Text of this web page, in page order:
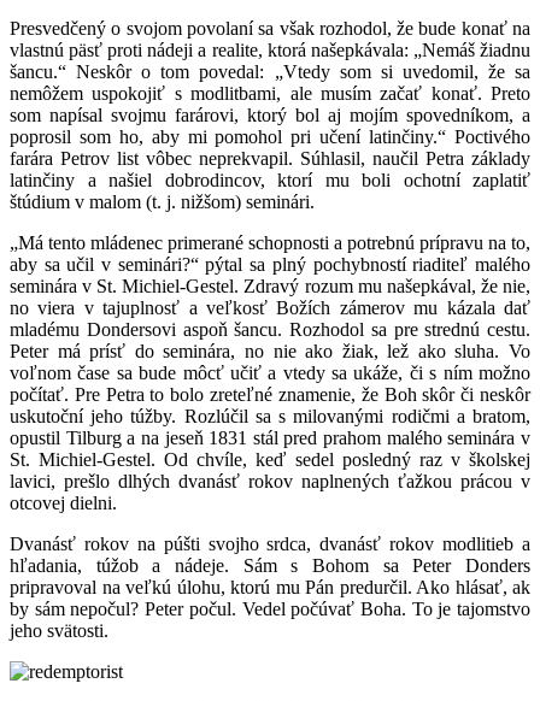
Presvedčený o svojom povolaní sa však rozhodol, že bude konať na
vlastnú päsť proti nádeji a realite, ktorá našepkávala: „Nemáš žiadnu
šancu.“ Neskôr o tom povedal: „Vtedy som si uvedomil, že sa
nemôžem uspokojiť s modlitbami, ale musím začať konať. Preto
som napísal svojmu farárovi, ktorý bol aj mojím spovedníkom, a
poprosil som ho, aby mi pomohol pri učení latinčiny.“ Poctivého
farára Petrov list vôbec neprekvapil. Súhlasil, naučil Petra základy
latinčiny a našiel dobrodincov, ktorí mu boli ochotní zaplatiť
štúdium v malom (t. j. nižšom) seminári.
„Má tento mládenec primerané schopnosti a potrebnú prípravu na to,
aby sa učil v seminári?“ pýtal sa plný pochybností riaditeľ malého
seminára v St. Michiel-Gestel. Zdravý rozum mu našepkával, že nie,
no viera v tajuplnosť a veľkosť Božích zámerov mu kázala dať
mladému Dondersovi aspoň šancu. Rozhodol sa pre strednú cestu.
Peter má prísť do seminára, no nie ako žiak, lež ako sluha. Vo
voľnom čase sa bude môcť učiť a vtedy sa ukáže, či s ním možno
počítať. Pre Petra to bolo zreteľné znamenie, že Boh skôr či neskôr
uskutoční jeho túžby. Rozlúčil sa s milovanými rodičmi a bratom,
opustil Tilburg a na jeseň 1831 stál pred prahom malého seminára v
St. Michiel-Gestel. Od chvíle, keď sedel posledný raz v školskej
lavici, prešlo dlhých dvanásť rokov naplnených ťažkou prácou v
otcovej dielni.
Dvanásť rokov na púšti svojho srdca, dvanásť rokov modlitieb a
hľadania, túžob a nádeje. Sám s Bohom sa Peter Donders
pripravoval na veľkú úlohu, ktorú mu Pán predurčil. Ako hlásať, ak
by sám nepočul? Peter počul. Vedel počúvať Boha. To je tajomstvo
jeho svätosti.